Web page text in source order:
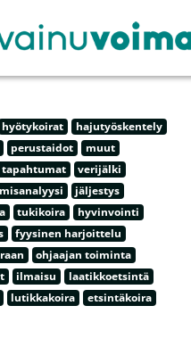
hyötykoirat
hajutyöskentely
perustaidot
muut
verijälki
jäljestys
tukikoira
hyvinvointi
fyysinen harjoittelu
ohjaajan toiminta
ilmaisu
laatikkoetsintä
lutikkakoira etsintäkoira